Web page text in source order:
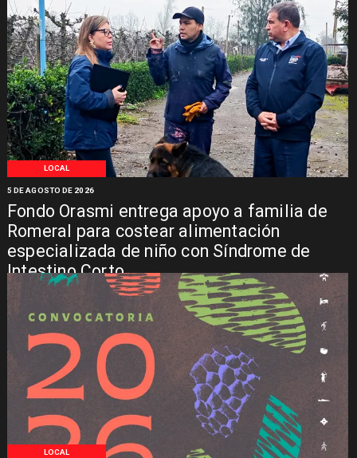
LOCAL
Fondo Orasmi entrega apoyo a familia de
Romeral para costear alimentación
especializada de niño con Síndrome de
Intestino Corto
5 DE AGOSTO DE 2026
LOCAL